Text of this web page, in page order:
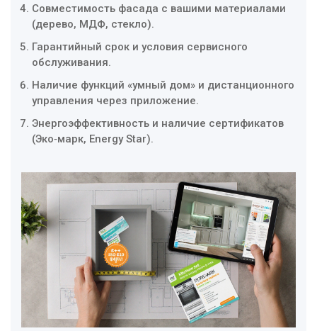
Совместимость фасада с вашими материалами
(дерево, МДФ, стекло).
Гарантийный срок и условия сервисного
обслуживания.
Наличие функций «умный дом» и дистанционного
управления через приложение.
Энергоэффективность и наличие сертификатов
(Эко‑марк, Energy Star).